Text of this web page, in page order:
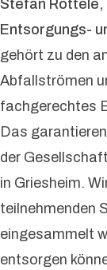
Stefan Röttele,
Entsorgungs-
gehört zu den
Abfallströmen
fachgerechtes
Das
der
in Griesheim.
teilnehmenden
eingesammelt
entsorgen